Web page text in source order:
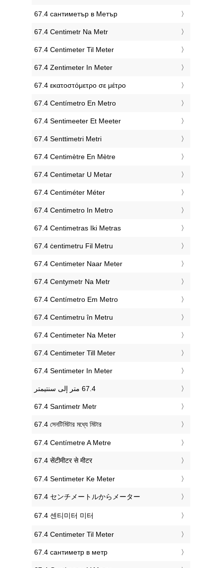
‎67.4 сантиметър в Метър
‎67.4 Centimetr Na Metr
‎67.4 Centimeter Til Meter
‎67.4 Zentimeter In Meter
‎67.4 εκατοστόμετρο σε μέτρο
‎67.4 Centímetro En Metro
‎67.4 Sentimeeter Et Meeter
‎67.4 Senttimetri Metri
‎67.4 Centimètre En Mètre
‎67.4 Centimetar U Metar
‎67.4 Centiméter Méter
‎67.4 Centimetro In Metro
‎67.4 Centimetras Iki Metras
‎67.4 ċentimetru Fil Metru
‎67.4 Centimeter Naar Meter
‎67.4 Centymetr Na Metr
‎67.4 Centímetro Em Metro
‎67.4 Centimetru în Metru
‎67.4 Centimeter Na Meter
‎67.4 Centimeter Till Meter
‎67.4 Sentimeter In Meter
‎67.4 Santimetr Metr
‎67.4 সেনটিমিটার মধ্যে মিটার
‎67.4 Centímetre A Metre
‎67.4 सेंटीमीटर से मीटर
‎67.4 Sentimeter Ke Meter
‎67.4 センチメートルからメーター
‎67.4 센티미터 미터
‎67.4 Centimeter Til Meter
‎67.4 сантиметр в метр